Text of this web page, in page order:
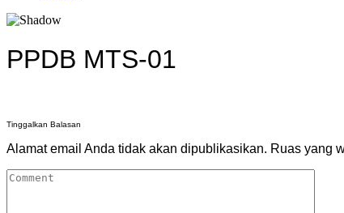
PPDB MTS-01
Tinggalkan Balasan
Alamat email Anda tidak akan dipublikasikan. Ruas yang